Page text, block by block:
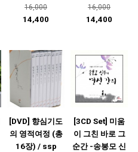
16,000
14,400
16,000
14,400
[DVD] 향심기도
의 영적여정 (총
16장) / ssp
[3CD Set] 미움
이 그친 바로 그
순간 -송봉모 신